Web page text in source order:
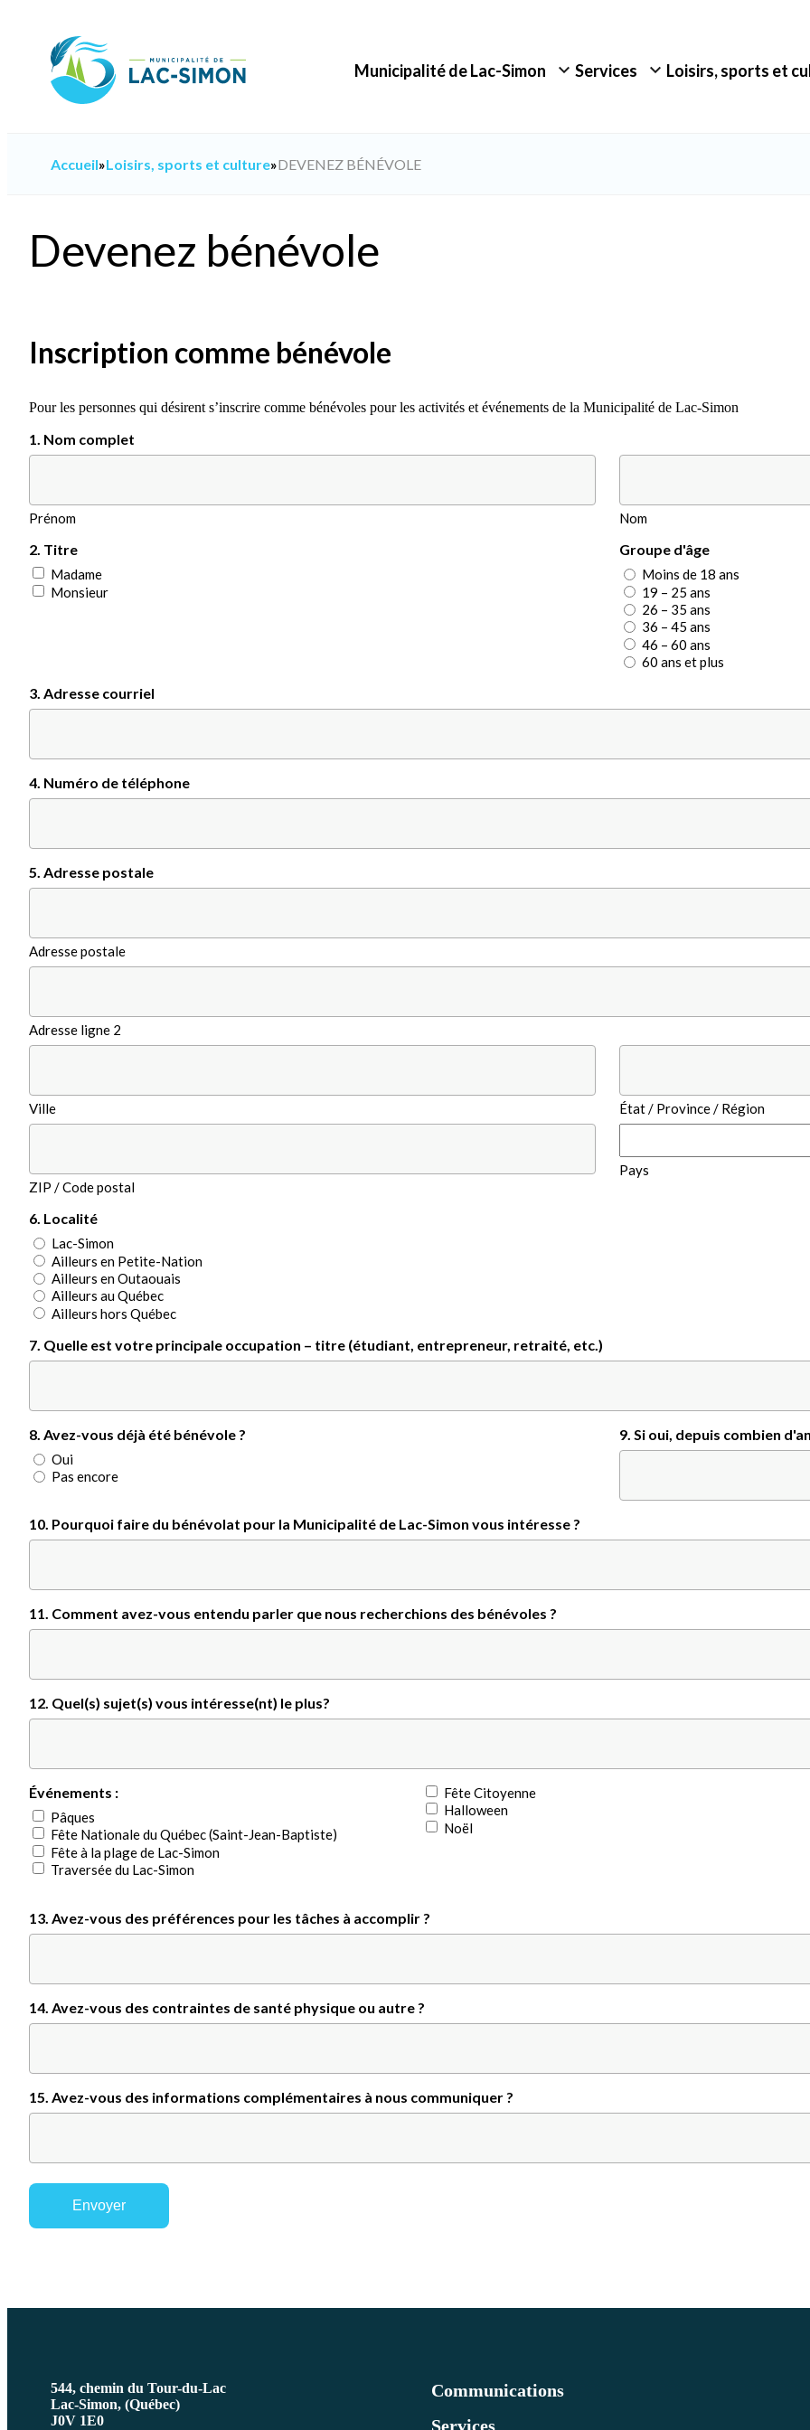
Municipalité de Lac-Simon Services Loisirs, sports et
Accueil»Loisirs, sports et culture»DEVENEZ BÉNÉVOLE
Devenez bénévole
Inscription comme bénévole
Pour les personnes qui désirent s’inscrire comme bénévoles pour les activités et événements de la Municipalité de Lac-Simon
1. Nom complet
Prénom Nom
2. Titre
Madame
Monsieur
Groupe d'âge
Moins de 18 ans
19 – 25 ans
26 – 35 ans
36 – 45 ans
46 – 60 ans
60 ans et plus
3. Adresse courriel
4. Numéro de téléphone
5. Adresse postale
Adresse postale
Adresse ligne 2
Ville État / Province / Région
ZIP / Code postal
Pays
6. Localité
Lac-Simon
Ailleurs en Petite-Nation
Ailleurs en Outaouais
Ailleurs au Québec
Ailleurs hors Québec
7. Quelle est votre principale occupation – titre (étudiant, entrepreneur, retraité, etc.)
8. Avez-vous déjà été bénévole ?
Oui
Pas encore
9. Si oui, depuis combien
10. Pourquoi faire du bénévolat pour la Municipalité de Lac-Simon vous intéresse ?
11. Comment avez-vous entendu parler que nous recherchions des bénévoles ?
12. Quel(s) sujet(s) vous intéresse(nt) le plus?
Événements :
Pâques
Fête Nationale du Québec (Saint-Jean-Baptiste)
Fête à la plage de Lac-Simon
Traversée du Lac-Simon
Fête Citoyenne
Halloween
Noël
13. Avez-vous des préférences pour les tâches à accomplir ?
14. Avez-vous des contraintes de santé physique ou autre ?
15. Avez-vous des informations complémentaires à nous communiquer ?
544, chemin du Tour-du-Lac
Lac-Simon, (Québec)
J0V 1E0
Communications
Services